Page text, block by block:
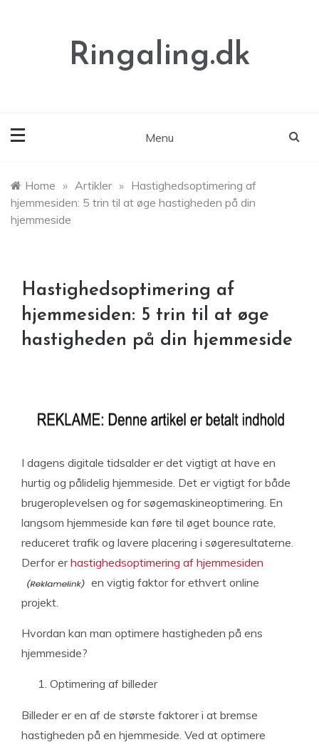
Ringaling.dk
Menu
Home » Artikler » Hastighedsoptimering af
hjemmesiden: 5 trin til at øge hastigheden på din
hjemmeside
Hastighedsoptimering af
hjemmesiden: 5 trin til at øge
hastigheden på din hjemmeside
I dagens digitale tidsalder er det vigtigt at have en
hurtig og pålidelig hjemmeside. Det er vigtigt for både
brugeroplevelsen og for søgemaskineoptimering. En
langsom hjemmeside kan føre til øget bounce rate,
reduceret trafik og lavere placering i søgeresultaterne.
Derfor erhastighedsoptimering af hjemmesiden
en vigtig faktor for ethvert online
projekt.
Hvordan kan man optimere hastigheden på ens
hjemmeside?
Optimering af billeder
Billeder er en af de største faktorer i at bremse
hastigheden på en hjemmeside. Ved at optimere